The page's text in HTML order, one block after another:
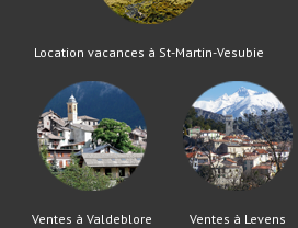
Location vacances à St-Martin-Vesubie
Ventes à Valdeblore Ventes à Levens